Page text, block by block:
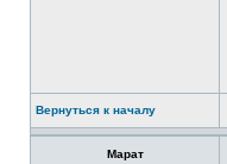
Вернуться к началу
Марат